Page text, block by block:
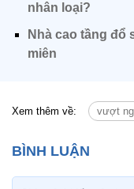
nhân loại?
Nhà cao tầng đổ
miên
Xem thêm về: vượt